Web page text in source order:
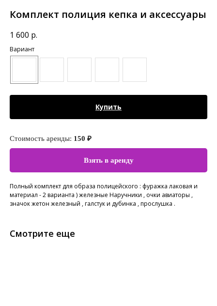
Комплект полиция кепка и аксессуары
1 600 р.
Вариант
Купить
Стоимость аренды: 150 ₽
Взять в аренду
Полный комплект для образа полицейского : фуражка лаковая и
материал - 2 варианта ) железные Наручники , очки авиаторы ,
значок жетон железный , галстук и дубинка , прослушка .
Смотрите еще